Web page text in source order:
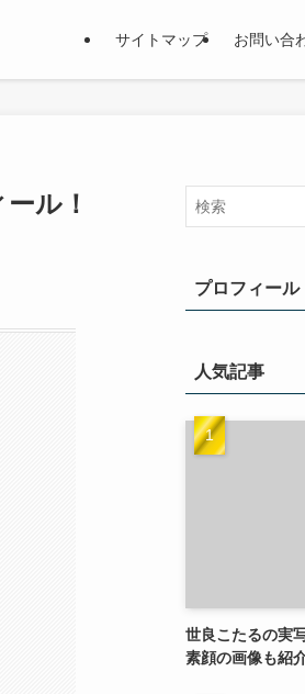
サイトマップ お問い合
ル！
プロフィール
人気記事
世良こたるの実
素顔の画像も紹